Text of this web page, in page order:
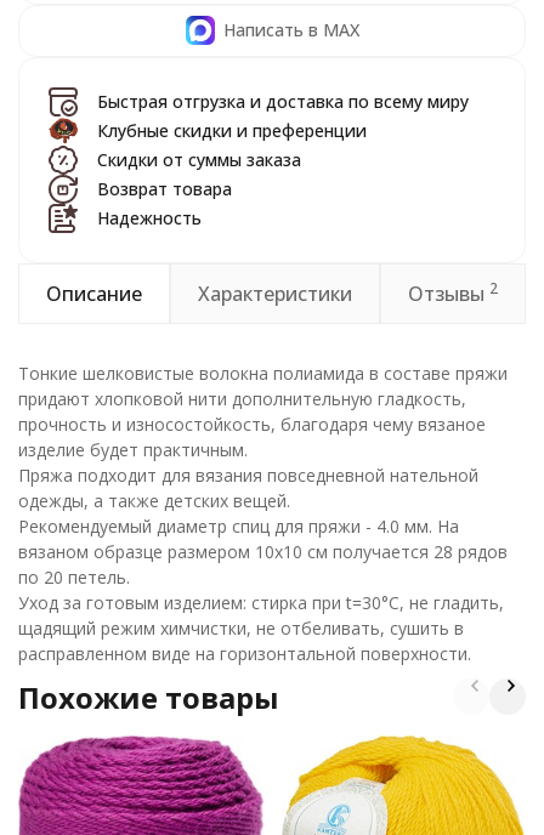
Написать в MAX
Быстрая отгрузка и доставка по всему миру
Клубные скидки и преференции
Скидки от суммы заказа
Возврат товара
Надежность
Описание Характеристики Отзывы 2
Тонкие шелковистые волокна полиамида в составе пряжи
придают хлопковой нити дополнительную гладкость,
прочность и износостойкость, благодаря чему вязаное
изделие будет практичным.
Пряжа подходит для вязания повседневной нательной
одежды, а также детских вещей.
Рекомендуемый диаметр спиц для пряжи - 4.0 мм. На
вязаном образце размером 10х10 см получается 28 рядов
по 20 петель.
Уход за готовым изделием: стирка при t=30°С, не гладить,
щадящий режим химчистки, не отбеливать, сушить в
расправленном виде на горизонтальной поверхности.
Похожие товары